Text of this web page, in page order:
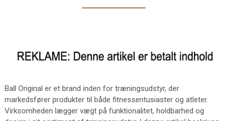
Ball Original er et brand inden for træningsudstyr, der
markedsfører produkter til både fitnessentusiaster og atleter.
Virksomheden lægger vægt på funktionalitet, holdbarhed og